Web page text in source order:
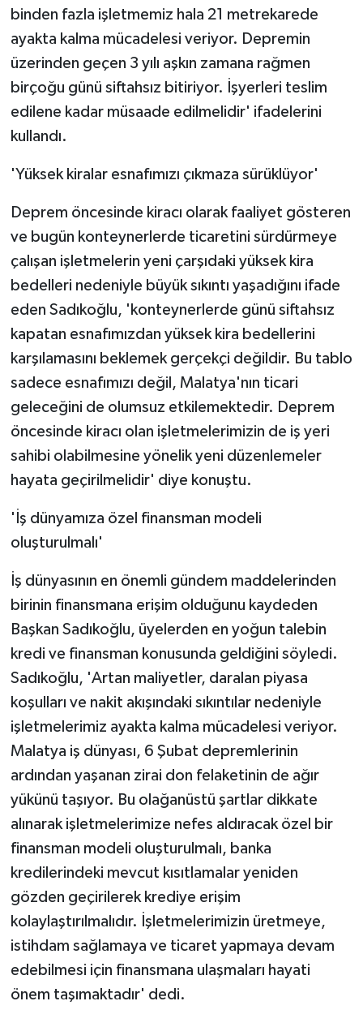
binden fazla işletmemiz hala 21 metrekarede
ayakta kalma mücadelesi veriyor. Depremin
üzerinden geçen 3 yılı aşkın zamana rağmen
birçoğu günü siftahsız bitiriyor. İşyerleri teslim
edilene kadar müsaade edilmelidir' ifadelerini
kullandı.
'Yüksek kiralar esnafımızı çıkmaza sürüklüyor'
Deprem öncesinde kiracı olarak faaliyet gösteren
ve bugün konteynerlerde ticaretini sürdürmeye
çalışan işletmelerin yeni çarşıdaki yüksek kira
bedelleri nedeniyle büyük sıkıntı yaşadığını ifade
eden Sadıkoğlu, 'konteynerlerde günü siftahsız
kapatan esnafımızdan yüksek kira bedellerini
karşılamasını beklemek gerçekçi değildir. Bu tablo
sadece esnafımızı değil, Malatya'nın ticari
geleceğini de olumsuz etkilemektedir. Deprem
öncesinde kiracı olan işletmelerimizin de iş yeri
sahibi olabilmesine yönelik yeni düzenlemeler
hayata geçirilmelidir' diye konuştu.
'İş dünyamıza özel finansman modeli
oluşturulmalı'
İş dünyasının en önemli gündem maddelerinden
birinin finansmana erişim olduğunu kaydeden
Başkan Sadıkoğlu, üyelerden en yoğun talebin
kredi ve finansman konusunda geldiğini söyledi.
Sadıkoğlu, 'Artan maliyetler, daralan piyasa
koşulları ve nakit akışındaki sıkıntılar nedeniyle
işletmelerimiz ayakta kalma mücadelesi veriyor.
Malatya iş dünyası, 6 Şubat depremlerinin
ardından yaşanan zirai don felaketinin de ağır
yükünü taşıyor. Bu olağanüstü şartlar dikkate
alınarak işletmelerimize nefes aldıracak özel bir
finansman modeli oluşturulmalı, banka
kredilerindeki mevcut kısıtlamalar yeniden
gözden geçirilerek krediye erişim
kolaylaştırılmalıdır. İşletmelerimizin üretmeye,
istihdam sağlamaya ve ticaret yapmaya devam
edebilmesi için finansmana ulaşmaları hayati
önem taşımaktadır' dedi.